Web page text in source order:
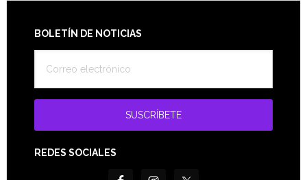
Footer
BOLETÍN DE NOTICIAS
REDES SOCIALES